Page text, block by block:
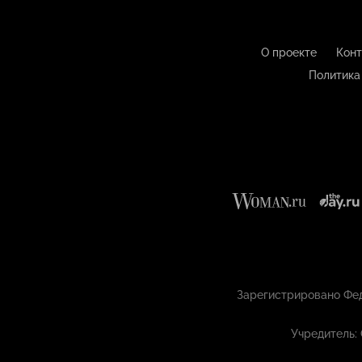
О проекте
Зарегистрировано